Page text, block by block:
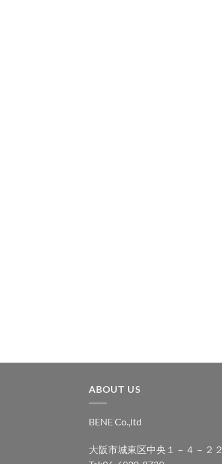
ABOUT US
BENE Co.,ltd
大阪市城東区中央１－４－２２